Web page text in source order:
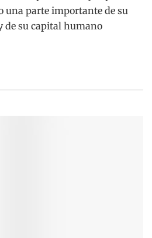
una parte importante de su
de su capital humano